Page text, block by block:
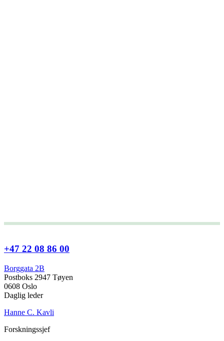
+47 22 08 86 00
Borggata 2B
Postboks 2947 Tøyen
0608 Oslo
Daglig leder
Hanne C. Kavli
Forskningssjef